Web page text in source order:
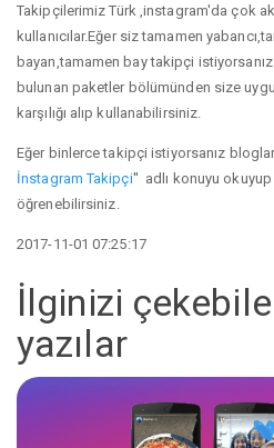
Takipçilerimiz Türk ,instagram'da çok
kullanıcılar.Eğer siz tamamen
bayan,tamamen bay takipçi
bulunan paketler bölümünden size
karşılığı alıp kullanabilirsiniz.
Eğer binlerce takipçi istiyorsanız
İnstagram Takipçi'' adlı konuyu
öğrenebilirsiniz.
2017-11-01 07:25:17
İlginizi
yazılar